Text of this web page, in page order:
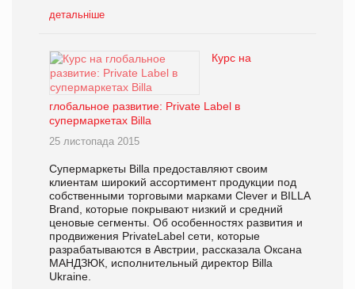
детальніше
Курс на
глобальное развитие: Private Label в
супермаркетах Billa
25 листопада 2015
Супермаркеты Billa предоставляют своим
клиентам широкий ассортимент продукции под
собственными торговыми марками Clever и BILLA
Brand, которые покрывают низкий и средний
ценовые сегменты. Об особенностях развития и
продвижения PrivateLabel сети, которые
разрабатываются в Австрии, рассказала Оксана
МАНДЗЮК, исполнительный директор Billa
Ukraine.